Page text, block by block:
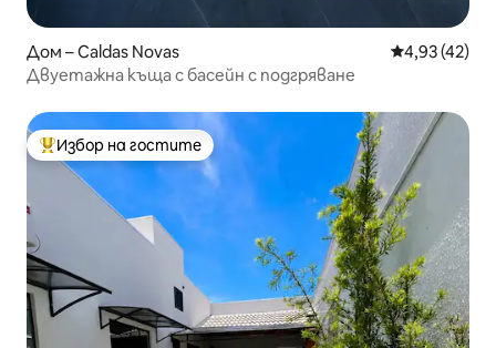
Дом – Caldas Novas Средна
4,93 (42)
Двуетажна къща с басейн с подгряване
Най-популярен избор на гостите
Избор на гостите